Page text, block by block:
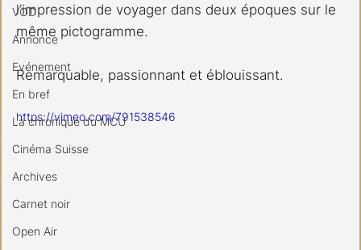
VOD
Annonce
Evénement
En bref
La chronique du MCU
Cinéma Suisse
Archives
Carnet noir
Open Air
l’impression de voyager dans deux époques sur le
même pictogramme.
Remarquable, passionnant et éblouissant.
https://vimeo.com/791538546